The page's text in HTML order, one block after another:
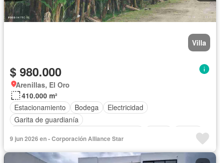
Villa
$ 980.000
Arenillas, El Oro
410.000 m²
Estacionamiento
Bodega
Electricidad
Garita de guardianía
Parrilla
Seguridad
9 jun 2026 en - Corporación Alliance Star